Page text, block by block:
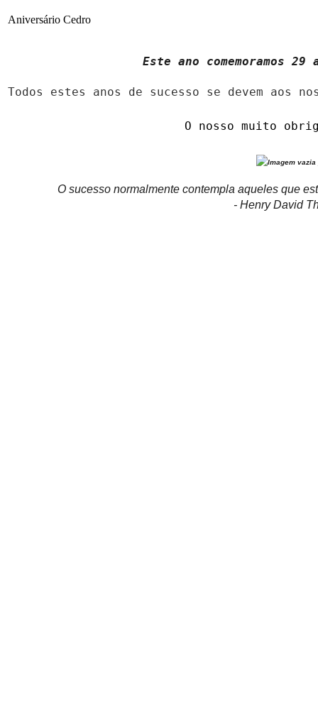
Aniversário Cedro
Este ano comemoramos
Todos estes anos de sucesso se devem aos
O nosso muito
O sucesso normalmente contempla aqueles que
- Henry David